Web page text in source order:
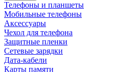
Телефоны и планшеты
Мобильные телефоны
Аксессуары
Чехол для телефона
Защитные пленки
Сетевые зарядки
Дата-кабели
Карты памяти